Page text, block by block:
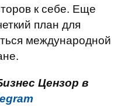
к себе. Еще
план для
международной
Цензор в